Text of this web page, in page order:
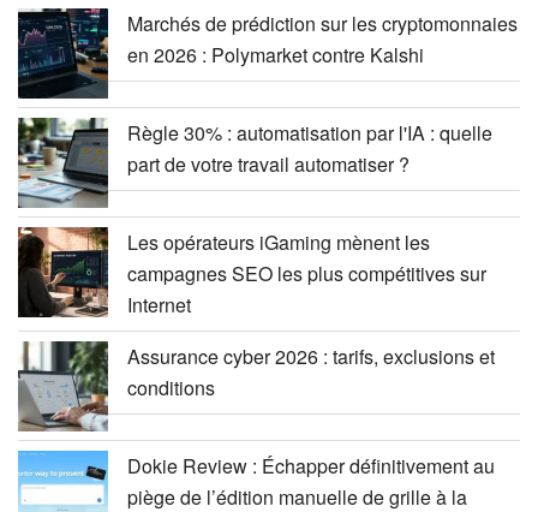
Marchés de prédiction sur les cryptomonnaies
en 2026 : Polymarket contre Kalshi
Règle 30% : automatisation par l'IA : quelle
part de votre travail automatiser ?
Les opérateurs iGaming mènent les
campagnes SEO les plus compétitives sur
Internet
Assurance cyber 2026 : tarifs, exclusions et
conditions
Dokie Review : Échapper définitivement au
piège de l’édition manuelle de grille à la